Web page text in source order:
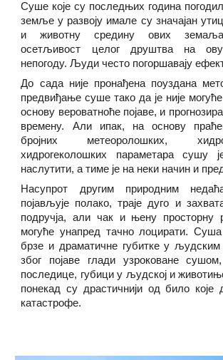
Суше које су последњих година
земље у развоју имале су значајан
и животну средину ових земаља
осетљивост целог друштва на
непогоду. Људи често погоршавају
До сада није пронађена поуздана
предвиђање суше тако да је није
основу вероватноће појаве, и
времену. Али ипак, на основу
бројних метеоролошких,
хидрогеколошких параметара сушу
наслутити, а тиме је на неки начин и
Насупрот другим природним
појављује полако, траје дуго и
подручја, али чак и њену просторну
могуће унапред тачно лоцирати. Суша
брзе и драматичне губитке у
због појаве глади узроковане
последице, губици у људској и
понекад су драстичнији од било које
катастрофе.